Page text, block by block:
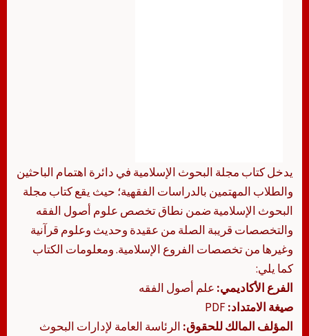
يدخل كتاب مجلة البحوث الإسلامية في دائرة اهتمام الباحثين
والطلاب المهتمين بالدراسات الفقهية؛ حيث يقع كتاب مجلة
البحوث الإسلامية ضمن نطاق تخصص علوم أصول الفقه
والتخصصات قريبة الصلة من عقيدة وحديث وعلوم قرآنية
وغيرها من تخصصات الفروع الإسلامية. ومعلومات الكتاب
كما يلي:
الفرع الأكاديمي: علم أصول الفقه
صيغة الامتداد:
المؤلف المالك للحقوق: الرئاسة العامة لإدارات البحوث